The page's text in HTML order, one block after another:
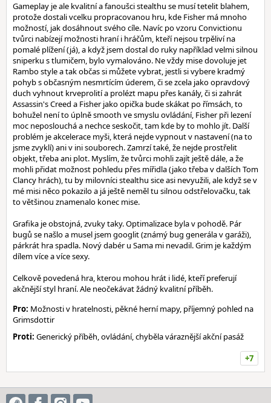
Gameplay je ale kvalitní a fanoušci stealthu se musí tetelit blahem,
protože dostali vcelku propracovanou hru, kde Fisher má mnoho
možností, jak dosáhnout svého cíle. Navíc po vzoru Convictionu
tvůrci nabízejí možnosti hraní i hráčům, kteří nejsou trpěliví na
pomalé plížení (já), a když jsem dostal do ruky například velmi silnou
sniperku s tlumičem, bylo vymalováno. Ne vždy mise dovoluje jet
Rambo style a tak občas si můžete vybrat, jestli si vybere kradmý
pohyb s občasným nesmrtícím úderem, či se zcela jako opravdový
duch vyhnout krveprolití a prolézt mapu přes kanály, či si zahrát
Assassin's Creed a Fisher jako opička bude skákat po římsách, to
bohužel není to úplně smooth ve smyslu ovládání, Fisher při lezení
moc neposlouchá a nechce seskočit, tam kde by to mohlo jít. Další
problém je akcelerace myši, která nejde vypnout v nastavení (na to
jsme zvyklí) ani v ini souborech. Zamrzí také, že nejde prostřelit
objekt, třeba ani plot. Myslím, že tvůrci mohli zajít ještě dále, a že
mohli přidat možnost pohledu přes mířidla (jako třeba v dalších Tom
Clancy hrách), tu by milovníci stealthu sice asi nevyužili, ale když se v
mé misi něco pokazilo a já ještě neměl tu silnou odstřelovačku, tak
to většinou znamenalo konec mise.
Grafika je obstojná, zvuky taky. Optimalizace byla v pohodě. Pár
bugů se našlo a musel jsem googlit (známý bug generála v garáži),
párkrát hra spadla. Nový dabér u Sama mi nevadil. Grim je každým
dílem více a více sexy.
Celkově povedená hra, kterou mohou hrát i lidé, kteří preferují
akčnější styl hraní. Ale neočekávat žádný kvalitní příběh.
Pro: Možnosti v hratelnosti, pěkné herní mapy, příjemný pohled na
Grimsdottir
Proti: Generický příběh, ovládání, chyběla váraznější akční pasáž
+7